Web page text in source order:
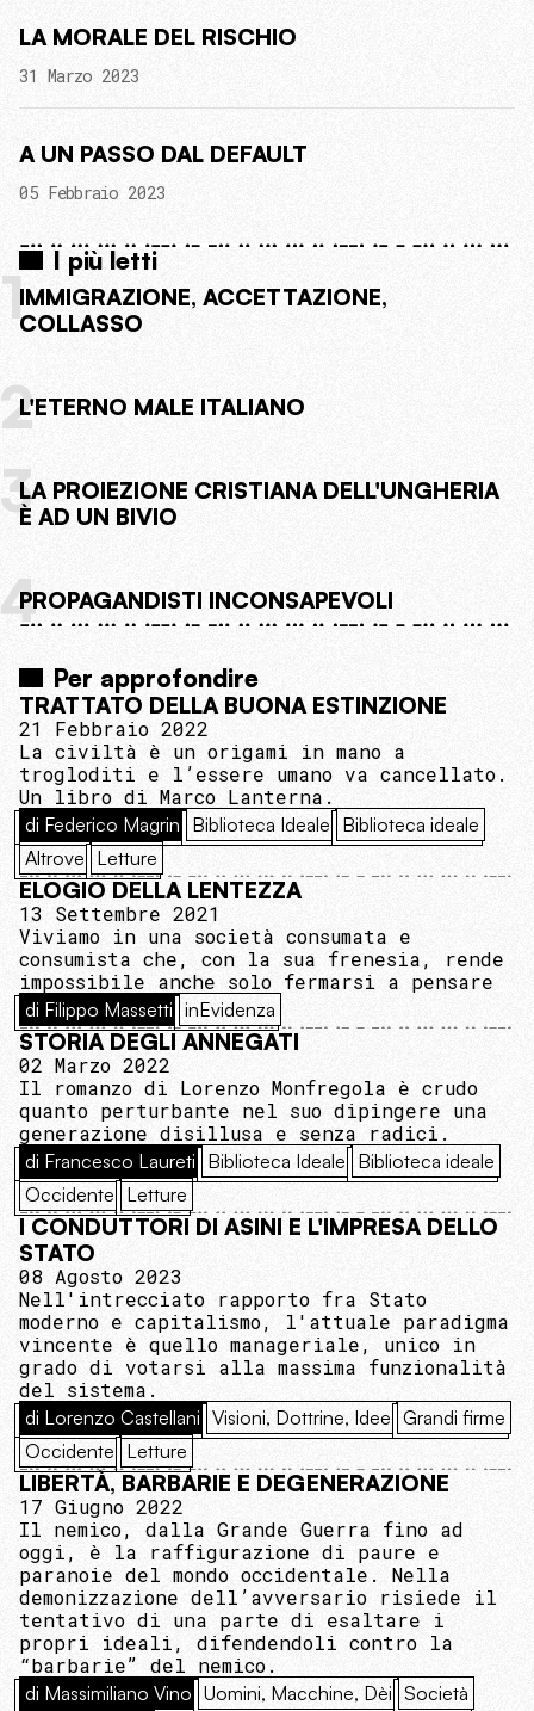
LA MORALE DEL RISCHIO
31 Marzo 2023
A UN PASSO DAL DEFAULT
05 Febbraio 2023
I più letti
1IMMIGRAZIONE, ACCETTAZIONE,
COLLASSO
2L'ETERNO MALE ITALIANO
3LA PROIEZIONE CRISTIANA DELL'UNGHERIA
È AD UN BIVIO
4PROPAGANDISTI INCONSAPEVOLI
Per approfondire
TRATTATO DELLA BUONA ESTINZIONE
21 Febbraio 2022
La civiltà è un origami in mano a
trogloditi e l’essere umano va cancellato.
Un libro di Marco Lanterna.
di Federico Magrin Biblioteca Ideale Biblioteca ideale
Altrove Letture
ELOGIO DELLA LENTEZZA
13 Settembre 2021
Viviamo in una società consumata e
consumista che, con la sua frenesia, rende
impossibile anche solo fermarsi a pensare
di Filippo Massetti inEvidenza
STORIA DEGLI ANNEGATI
02 Marzo 2022
Il romanzo di Lorenzo Monfregola è crudo
quanto perturbante nel suo dipingere una
generazione disillusa e senza radici.
di Francesco Laureti Biblioteca Ideale Biblioteca ideale
Occidente Letture
I CONDUTTORI DI ASINI E L'IMPRESA DELLO
STATO
08 Agosto 2023
Nell'intrecciato rapporto fra Stato
moderno e capitalismo, l'attuale paradigma
vincente è quello manageriale, unico in
grado di votarsi alla massima funzionalità
del sistema.
di Lorenzo Castellani Visioni, Dottrine, Idee Grandi firme
Occidente Letture
LIBERTÀ, BARBARIE E DEGENERAZIONE
17 Giugno 2022
Il nemico, dalla Grande Guerra fino ad
oggi, è la raffigurazione di paure e
paranoie del mondo occidentale. Nella
demonizzazione dell’avversario risiede il
tentativo di una parte di esaltare i
propri ideali, difendendoli contro la
“barbarie” del nemico.
di Massimiliano Vino Uomini, Macchine, Dèi Società